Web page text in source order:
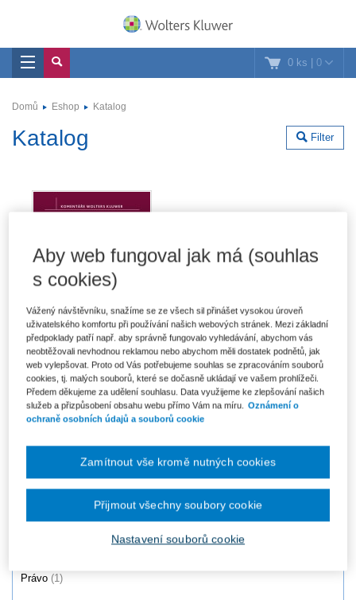
0 ks | 0
Domů Eshop Katalog
Filter
Katalog
Úmluva OSN o smlouvách o
mezinárodní koupi zboží
(CISG). Komentář
Od 874 Kč
Právo (1)
Aby web fungoval jak má (souhlas
s cookies)
Vážený návštěvníku, snažíme se ze všech sil přinášet vysokou úroveň
uživatelského komfortu při používání našich webových stránek. Mezi základní
předpoklady patří např. aby správně fungovalo vyhledávání, abychom vás
neobtěžovali nevhodnou reklamou nebo abychom měli dostatek podnětů, jak
web vylepšovat. Proto od Vás potřebujeme souhlas se zpracováním souborů
cookies, tj. malých souborů, které se dočasně ukládají ve vašem prohlížeči.
Předem děkujeme za udělení souhlasu. Data využijeme ke zlepšování našich
služeb a přizpůsobení obsahu webu přímo Vám na míru. Oznámení o
ochraně osobních údajů a souborů cookie
Nastavení souborů cookie
Zamítnout vše kromě nutných cookies
Přijmout všechny soubory cookie